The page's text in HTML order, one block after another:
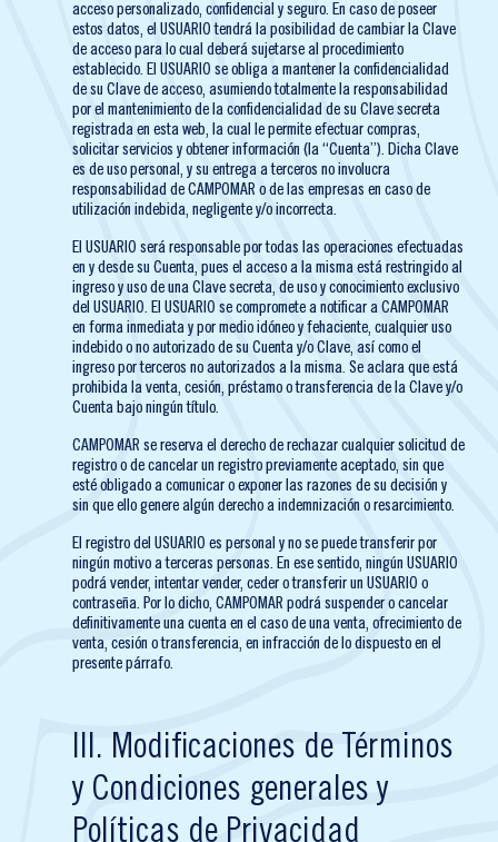
acceso personalizado, confidencial y seguro. En caso de poseer
estos datos, el USUARIO tendrá la posibilidad de cambiar la Clave
de acceso para lo cual deberá sujetarse al procedimiento
establecido. El USUARIO se obliga a mantener la confidencialidad
de su Clave de acceso, asumiendo totalmente la responsabilidad
por el mantenimiento de la confidencialidad de su Clave secreta
registrada en esta web, la cual le permite efectuar compras,
solicitar servicios y obtener información (la “Cuenta”). Dicha Clave
es de uso personal, y su entrega a terceros no involucra
responsabilidad de CAMPOMAR o de las empresas en caso de
utilización indebida, negligente y/o incorrecta.
El USUARIO será responsable por todas las operaciones efectuadas
en y desde su Cuenta, pues el acceso a la misma está restringido al
ingreso y uso de una Clave secreta, de uso y conocimiento exclusivo
del USUARIO. El USUARIO se compromete a notificar a CAMPOMAR
en forma inmediata y por medio idóneo y fehaciente, cualquier uso
indebido o no autorizado de su Cuenta y/o Clave, así como el
ingreso por terceros no autorizados a la misma. Se aclara que está
prohibida la venta, cesión, préstamo o transferencia de la Clave y/o
Cuenta bajo ningún título.
CAMPOMAR se reserva el derecho de rechazar cualquier solicitud de
registro o de cancelar un registro previamente aceptado, sin que
esté obligado a comunicar o exponer las razones de su decisión y
sin que ello genere algún derecho a indemnización o resarcimiento.
El registro del USUARIO es personal y no se puede transferir por
ningún motivo a terceras personas. En ese sentido, ningún USUARIO
podrá vender, intentar vender, ceder o transferir un USUARIO o
contraseña. Por lo dicho, CAMPOMAR podrá suspender o cancelar
definitivamente una cuenta en el caso de una venta, ofrecimiento de
venta, cesión o transferencia, en infracción de lo dispuesto en el
presente párrafo.
III. Modificaciones de Términos
y Condiciones generales y
Políticas de Privacidad